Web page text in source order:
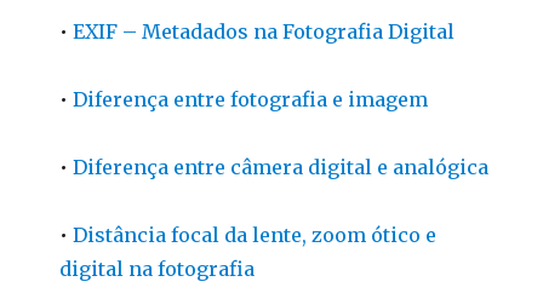
•EXIF – Metadados na Fotografia Digital
•Diferença entre fotografia e imagem
•Diferença entre câmera digital e analógica
•Distância focal da lente, zoom ótico e
digital na fotografia